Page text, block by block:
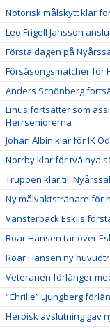
Notorisk målskytt klar
Leo Frigell Jansson
Första dagen på
Försäsongsmatcher för
Anders Schönberg
Linus fortsätter som
Herrseniorerna
Johan Albin klar för IK
Norrby klar för två nya
Truppen klar till
Ny målvaktstränare för
Vänsterback Eskils
Roar Hansen tar över
Roar Hansen ny
Veteranen förlänger
”Chrille” Ljungberg
Heroisk avslutning gav